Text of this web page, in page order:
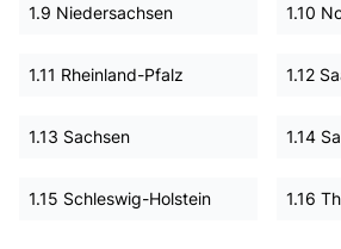
1.9 Niedersachsen 1.10
1.11 Rheinland-Pfalz 1.12
1.13 Sachsen 1.14
1.15 Schleswig-Holstein 1.16